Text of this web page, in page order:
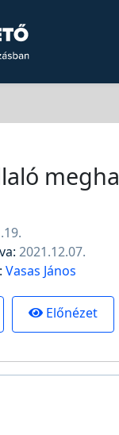
2021.12.07.
Vasas János
Előnézet